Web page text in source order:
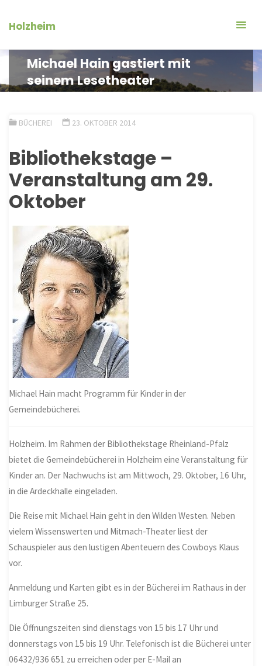
InhaltHolzheim
Michael Hain gastiert mit
seinem Lesetheater
BÜCHEREI 23. OKTOBER 2014
Bibliothekstage –
Veranstaltung am 29.
Oktober
Michael Hain macht Programm für Kinder in der
Gemeindebücherei.
Holzheim. Im Rahmen der Bibliothekstage Rheinland-Pfalz
bietet die Gemeindebücherei in Holzheim eine Veranstaltung für
Kinder an. Der Nachwuchs ist am Mittwoch, 29. Oktober, 16 Uhr,
in die Ardeckhalle eingeladen.
Die Reise mit Michael Hain geht in den Wilden Westen. Neben
vielem Wissenswerten und Mitmach-Theater liest der
Schauspieler aus den lustigen Abenteuern des Cowboys Klaus
vor.
Anmeldung und Karten gibt es in der Bücherei im Rathaus in der
Limburger Straße 25.
Die Öffnungszeiten sind dienstags von 15 bis 17 Uhr und
donnerstags von 15 bis 19 Uhr. Telefonisch ist die Bücherei unter
06432/936 651 zu erreichen oder per E-Mail an